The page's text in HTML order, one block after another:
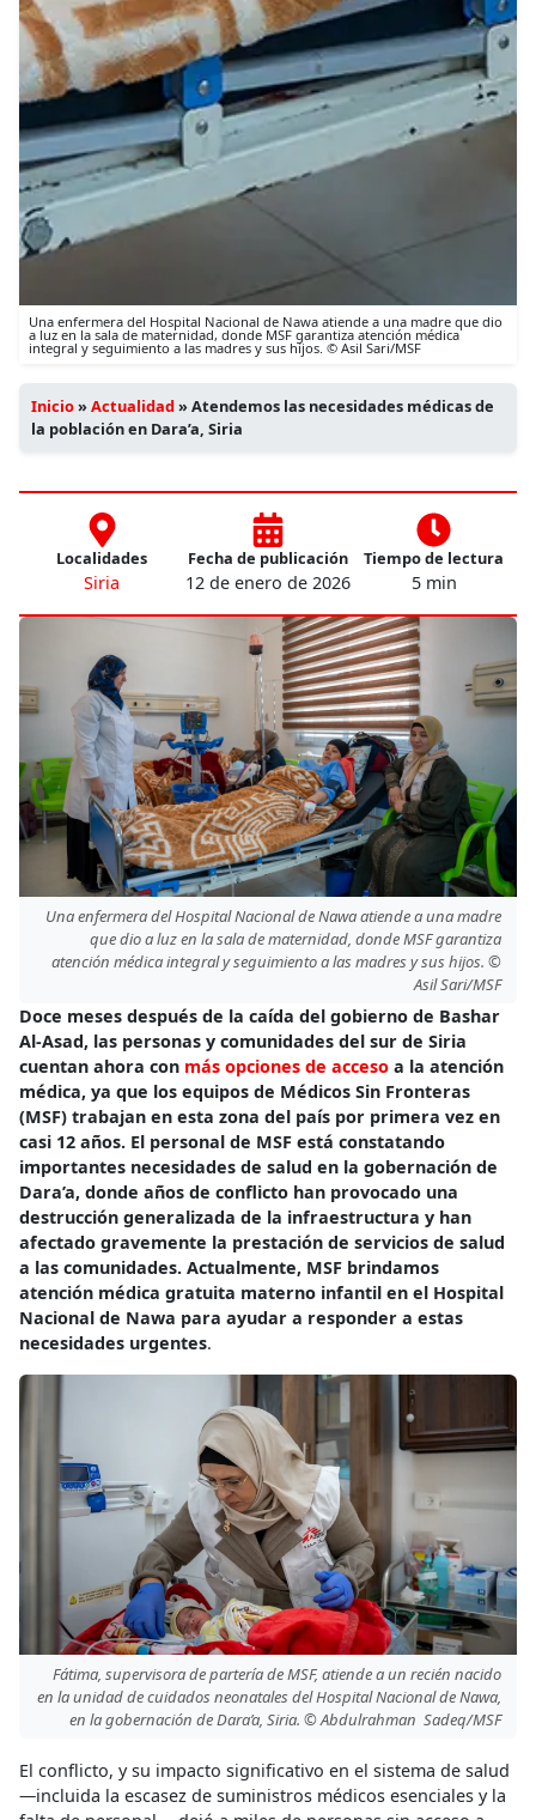
Una enfermera del Hospital Nacional de Nawa atiende a una madre que dio
a luz en la sala de maternidad, donde MSF garantiza atención médica
integral y seguimiento a las madres y sus hijos. © Asil Sari/MSF
Inicio»Actualidad»Atendemos las necesidades médicas de
la población en Dara’a, Siria
Localidades
Siria
Fecha de publicación
12 de enero de 2026
Tiempo de lectura
5 min
Una enfermera del Hospital Nacional de Nawa atiende a una madre
que dio a luz en la sala de maternidad, donde MSF garantiza
atención médica integral y seguimiento a las madres y sus hijos. ©
Asil Sari/MSF
Doce meses después de la caída del gobierno de Bashar
Al-Asad, las personas y comunidades del sur de Siria
cuentan ahora con más opciones de acceso a la atención
médica, ya que los equipos de Médicos Sin Fronteras
(MSF) trabajan en esta zona del país por primera vez en
casi 12 años. El personal de MSF está constatando
importantes necesidades de salud en la gobernación de
Dara’a, donde años de conflicto han provocado una
destrucción generalizada de la infraestructura y han
afectado gravemente la prestación de servicios de salud
a las comunidades. Actualmente, MSF brindamos
atención médica gratuita materno infantil en el Hospital
Nacional de Nawa para ayudar a responder a estas
necesidades urgentes.
Fátima, supervisora ​​de partería de MSF, atiende a un recién nacido
en la unidad de cuidados neonatales del Hospital Nacional de Nawa,
en la gobernación de Dara’a, Siria. © Abdulrahman Sadeq/MSF
El conflicto, y su impacto significativo en el sistema de salud
—incluida la escasez de suministros médicos esenciales y la